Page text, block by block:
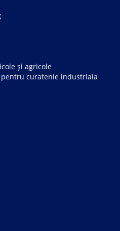
și agricole
curatenie industriala